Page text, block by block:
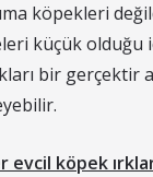
köpekleri
küçük olduğu
bir gerçektir
evcil köpek